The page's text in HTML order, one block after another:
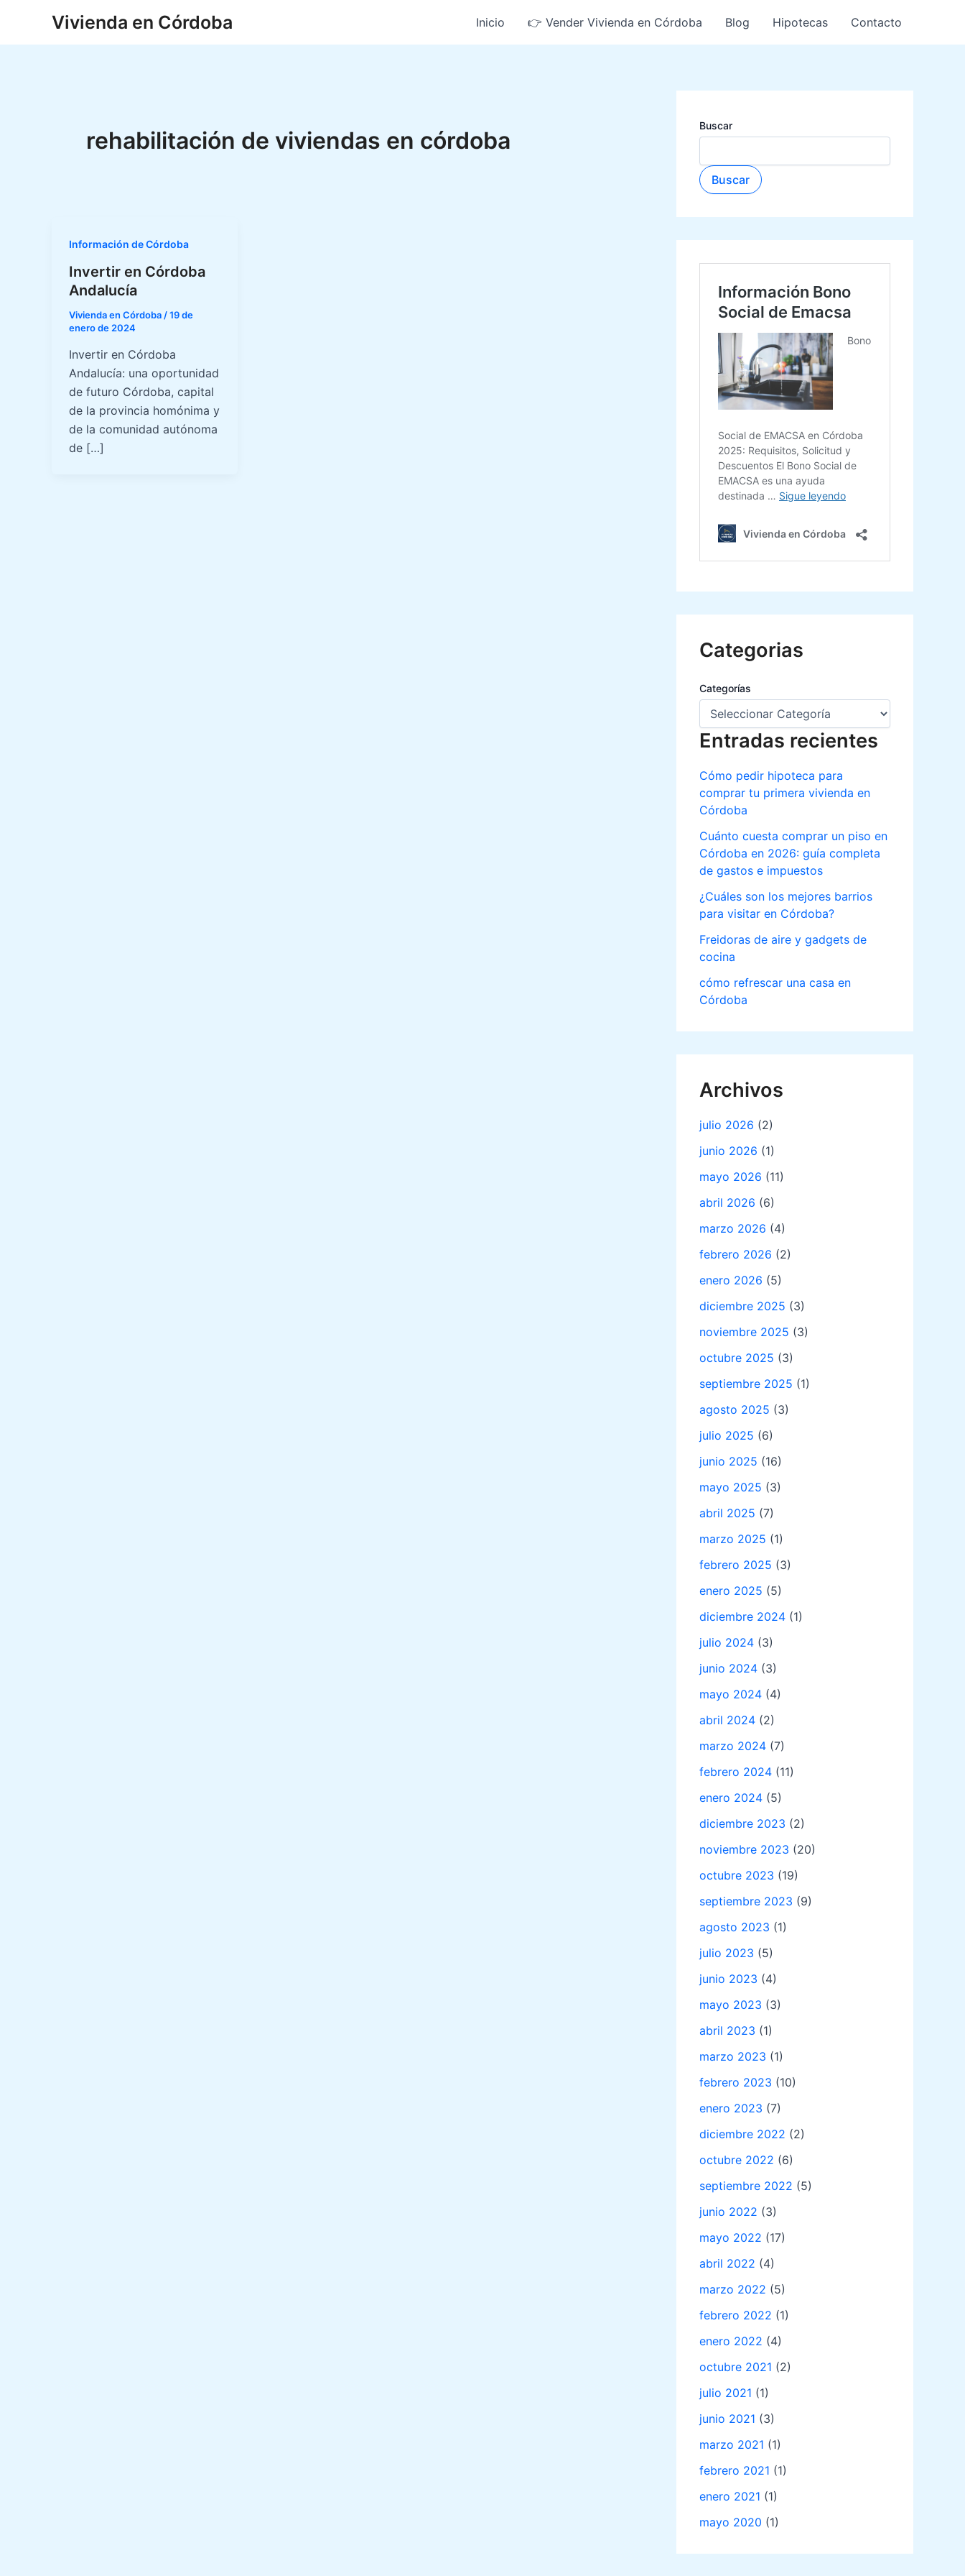
contenido
Vivienda en Córdoba Inicio 👉 Vender Vivienda en Córdoba Blog Hipotecas Contacto
rehabilitación de viviendas en córdoba
Información de Córdoba
Invertir en Córdoba
Andalucía
Vivienda en Córdoba /19 de
enero de 2024
Invertir en Córdoba
Andalucía: una oportunidad
de futuro Córdoba, capital
de la provincia homónima y
de la comunidad autónoma
de […]
Buscar
Buscar
Categorias
Categorías
Entradas recientes
Cómo pedir hipoteca para
comprar tu primera vivienda en
Córdoba
Cuánto cuesta comprar un piso en
Córdoba en 2026: guía completa
de gastos e impuestos
¿Cuáles son los mejores barrios
para visitar en Córdoba?
Freidoras de aire y gadgets de
cocina
cómo refrescar una casa en
Córdoba
Archivos
julio 2026 (2)
junio 2026 (1)
mayo 2026 (11)
abril 2026 (6)
marzo 2026 (4)
febrero 2026 (2)
enero 2026 (5)
diciembre 2025 (3)
noviembre 2025 (3)
octubre 2025 (3)
septiembre 2025 (1)
agosto 2025 (3)
julio 2025 (6)
junio 2025 (16)
mayo 2025 (3)
abril 2025 (7)
marzo 2025 (1)
febrero 2025 (3)
enero 2025 (5)
diciembre 2024 (1)
julio 2024 (3)
junio 2024 (3)
mayo 2024 (4)
abril 2024 (2)
marzo 2024 (7)
febrero 2024 (11)
enero 2024 (5)
diciembre 2023 (2)
noviembre 2023 (20)
octubre 2023 (19)
septiembre 2023 (9)
agosto 2023 (1)
julio 2023 (5)
junio 2023 (4)
mayo 2023 (3)
abril 2023 (1)
marzo 2023 (1)
febrero 2023 (10)
enero 2023 (7)
diciembre 2022 (2)
octubre 2022 (6)
septiembre 2022 (5)
junio 2022 (3)
mayo 2022 (17)
abril 2022 (4)
marzo 2022 (5)
febrero 2022 (1)
enero 2022 (4)
octubre 2021 (2)
julio 2021 (1)
junio 2021 (3)
marzo 2021 (1)
febrero 2021 (1)
enero 2021 (1)
mayo 2020 (1)